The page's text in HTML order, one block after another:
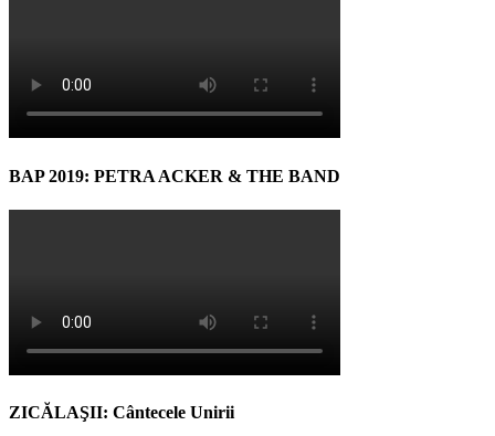
BAP 2019: PETRA ACKER & THE BAND
ZICĂLAŞII: Cântecele Unirii